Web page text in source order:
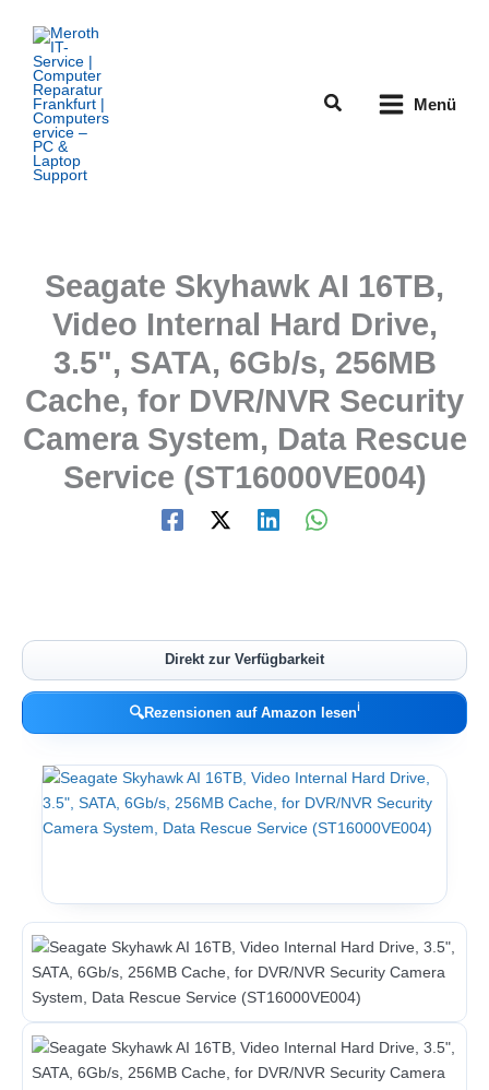
Inhalt
springen
Suchen Menü
Seagate Skyhawk AI 16TB,
Video Internal Hard Drive,
3.5", SATA, 6Gb/s, 256MB
Cache, for DVR/NVR Security
Camera System, Data Rescue
Service (ST16000VE004)
Direkt zur Verfügbarkeit
🔍Rezensionen auf Amazon lesenℹ︎